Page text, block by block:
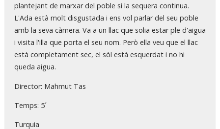
plantejant de marxar del poble si la sequera continua.
L'Ada està molt disgustada i ens vol parlar del seu poble
amb la seva càmera. Va a un llac que solia estar ple d'aigua
i visita l'illa que porta el seu nom. Però ella veu que el llac
està completament sec, el sòl està esquerdat i no hi
queda aigua.
Director: Mahmut Tas
Temps: 5´
Turquia